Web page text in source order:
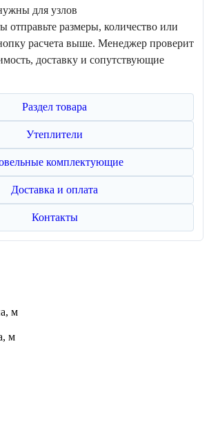
для узлов
отправьте размеры, количество или
расчета выше. Менеджер проверит
доставку и сопутствующие
Раздел товара
Утеплители
комплектующие
Доставка и оплата
Контакты
м
м